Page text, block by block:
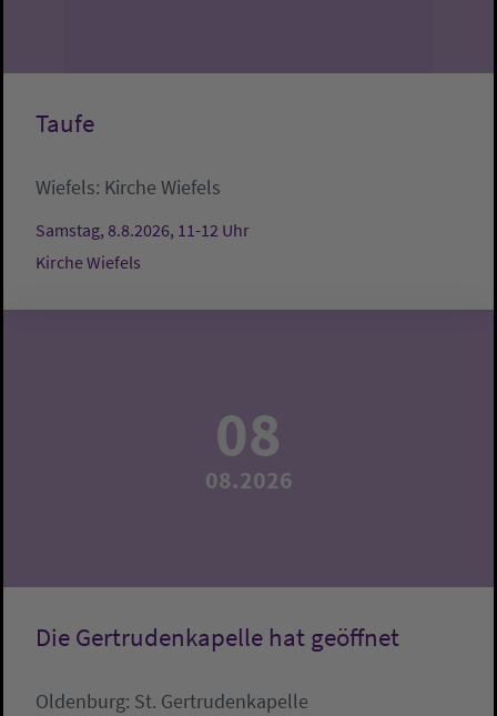
Taufe
Wiefels: Kirche Wiefels
Samstag, 8.8.2026, 11-12 Uhr
Kirche Wiefels
08
08.2026
Die Gertrudenkapelle hat geöffnet
Oldenburg: St. Gertrudenkapelle